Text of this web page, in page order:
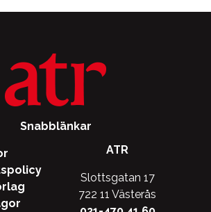
Snabblänkar
ATR
Slottsgatan 17
722 11 Västerås